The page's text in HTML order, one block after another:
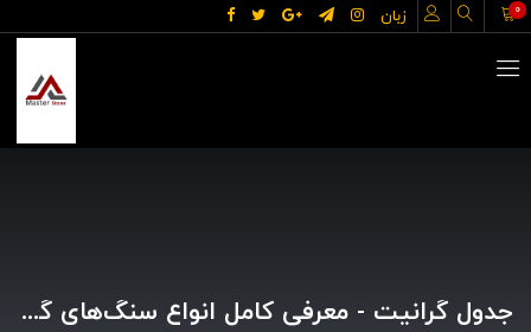
زبان 0
جدول گرانیت - معرفی کامل انواع سنگ‌های گرانیتی و تراورتن